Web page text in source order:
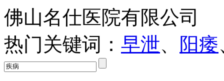
佛山名仕医院有限公司
热门关键词： 早泄、 阳痿